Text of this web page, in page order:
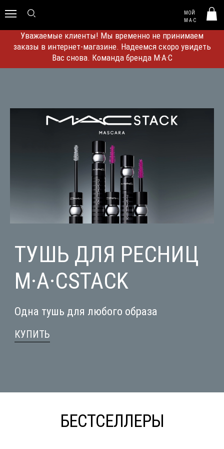
МОЙ
M·A·C
Уважаемые клиенты! Мы временно не принимаем
заказы в интернет-магазине. Надеемся скоро увидеть
Вас снова. Команда бренда M·A·C
ТУШЬ ДЛЯ РЕСНИЦ
M·A·CSTACK
Одна тушь для любого образа
КУПИТЬ
БЕСТСЕЛЛЕРЫ